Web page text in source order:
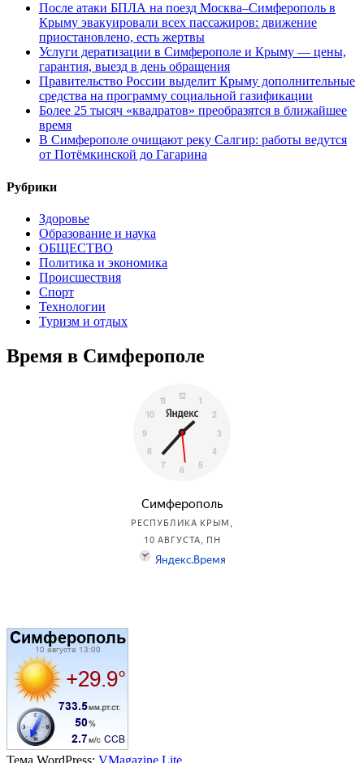
После атаки БПЛА на поезд Москва–Симферополь в
Крыму эвакуировали всех пассажиров: движение
приостановлено, есть жертвы
Услуги дератизации в Симферополе и Крыму — цены,
гарантия, выезд в день обращения
Правительство России выделит Крыму дополнительные
средства на программу социальной газификации
Более 25 тысяч «квадратов» преобразятся в ближайшее
время
В Симферополе очищают реку Салгир: работы ведутся
от Потёмкинской до Гагарина
Рубрики
Здоровье
Образование и наука
ОБЩЕСТВО
Политика и экономика
Происшествия
Спорт
Технологии
Туризм и отдых
Время в Симферополе
Тема WordPress: VMagazine Lite